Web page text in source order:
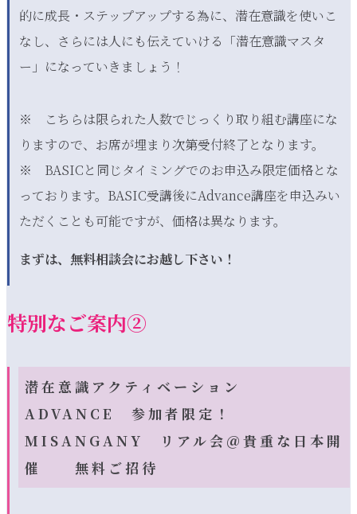
的に成長・ステップアップする為に、潜在意識を使いこ
なし、さらには人にも伝えていける「潜在意識マスタ
ー」になっていきましょう！
※ こちらは限られた人数でじっくり取り組む講座にな
りますので、お席が埋まり次第受付終了となります。
※ BASICと同じタイミングでのお申込み限定価格とな
っております。BASIC受講後にAdvance講座を申込みい
ただくことも可能ですが、価格は異なります。
まずは、無料相談会にお越し下さい！
特別なご案内②
潜在意識アクティベーション
ADVANCE 参加者限定！
MISANGANY リアル会＠貴重な日本開
催 無料ご招待